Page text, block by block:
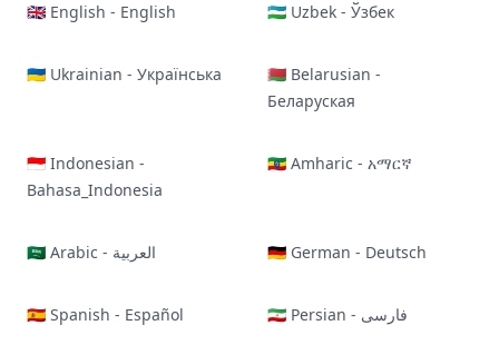
🇬🇧 English - English 🇺🇿 Uzbek - Ўзбек
🇺🇦 Ukrainian - Українська
🇧🇾 Belarusian -
Беларуская
🇮🇩 Indonesian -
Bahasa_Indonesia
🇪🇹 Amharic - አማርኛ
🇸🇦 Arabic - العربية 🇩🇪 German - Deutsch
🇪🇸 Spanish - Español 🇮🇷 Persian - فارسی